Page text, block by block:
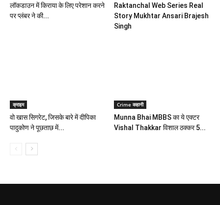
लॉकडाउन में किराया के लिए परेशान करने
पर प्लंबर ने की...
Raktanchal Web Series Real
Story Mukhtar Ansari Brajesh
Singh
क्राइम
वो खास सिगरेट, जिसके बारे में दीपिका
पादुकोण ने पूछताछ में...
Crime कहानी
Munna Bhai MBBS का ये एक्टर
Vishal Thakkar विशाल ठक्कर 5...